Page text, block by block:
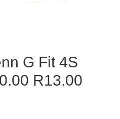
G Fit 4S
R13.00